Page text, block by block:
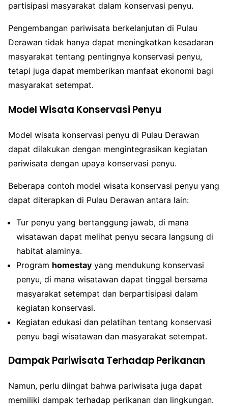
partisipasi masyarakat dalam konservasi penyu.
Pengembangan pariwisata berkelanjutan di Pulau
Derawan tidak hanya dapat meningkatkan kesadaran
masyarakat tentang pentingnya konservasi penyu,
tetapi juga dapat memberikan manfaat ekonomi bagi
masyarakat setempat.
Model Wisata Konservasi Penyu
Model wisata konservasi penyu di Pulau Derawan
dapat dilakukan dengan mengintegrasikan kegiatan
pariwisata dengan upaya konservasi penyu.
Beberapa contoh model wisata konservasi penyu yang
dapat diterapkan di Pulau Derawan antara lain:
Tur penyu yang bertanggung jawab, di mana
wisatawan dapat melihat penyu secara langsung di
habitat alaminya.
Program homestay yang mendukung konservasi
penyu, di mana wisatawan dapat tinggal bersama
masyarakat setempat dan berpartisipasi dalam
kegiatan konservasi.
Kegiatan edukasi dan pelatihan tentang konservasi
penyu bagi wisatawan dan masyarakat setempat.
Dampak Pariwisata Terhadap Perikanan
Namun, perlu diingat bahwa pariwisata juga dapat
memiliki dampak terhadap perikanan dan lingkungan.